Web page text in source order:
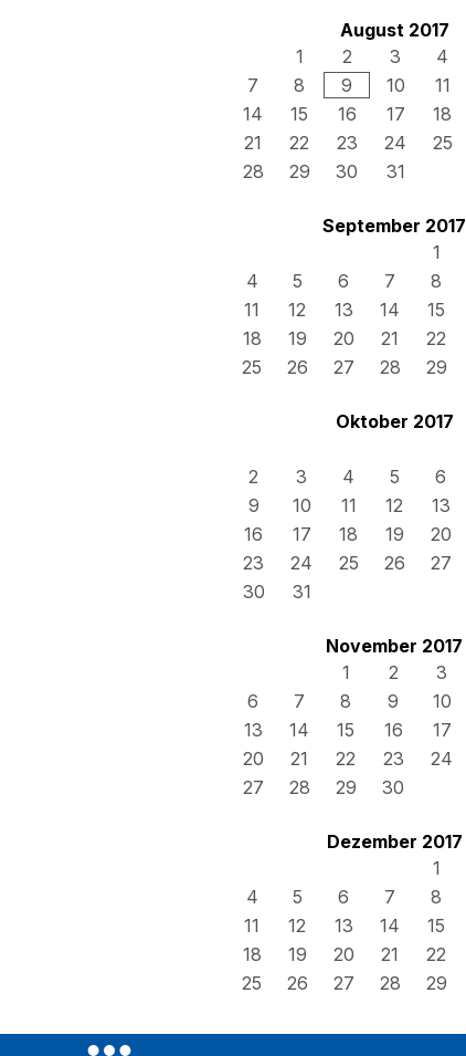
August 2017
1
2 3 4
7
8 9 10 11
14
15 16 17 18
21
22 23 24 25
28
29 30 31
September 2017
1
4
5 6 7 8
11
12 13 14 15
18
19 20 21 22
25
26 27 28 29
Oktober 2017
2
3 4 5 6
9
10 11 12 13
16
17 18 19 20
23
24 25 26 27
30
31
November 2017
1
2 3
6
7 8 9 10
13
14 15 16 17
20
21 22 23 24
27
28 29 30
Dezember 2017
1
4
5 6 7 8
11
12 13 14 15
18
19 20 21 22
25
26 27 28 29